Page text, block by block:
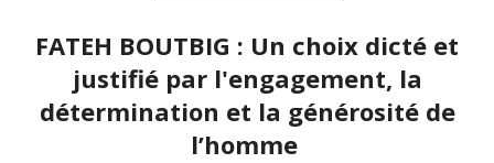
FATEH BOUTBIG : Un choix dicté et
justifié par l'engagement, la
détermination et la générosité de
l’homme